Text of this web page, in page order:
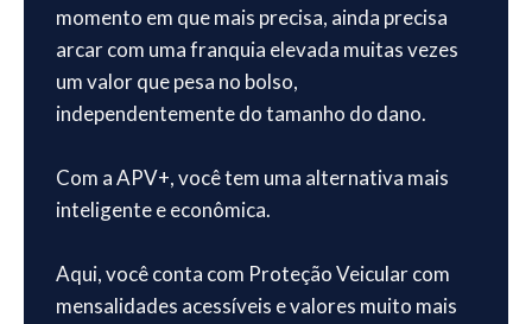
momento em que mais precisa, ainda precisa
arcar com uma franquia elevada muitas vezes
um valor que pesa no bolso,
independentemente do tamanho do dano.
Com a APV+, você tem uma alternativa mais
inteligente e econômica.
Aqui, você conta com Proteção Veicular com
mensalidades acessíveis e valores muito mais